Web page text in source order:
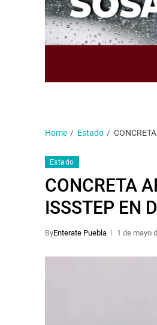
Home Estado
Estado
CONCRETA
ISSSTEP EN
ByEnterate Puebla 1 de mayo